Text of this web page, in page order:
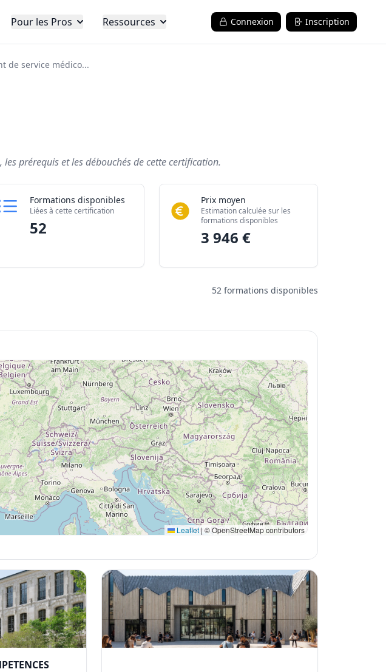
Pour les Pros Ressources Connexion Inscription
de service médico...
prérequis et les débouchés de cette certification.
Formations disponibles
Liées à cette certification
52
Prix moyen
Estimation calculée sur les
formations disponibles
3 946 €
52 formations disponibles
Leaflet|© OpenStreetMap contributors